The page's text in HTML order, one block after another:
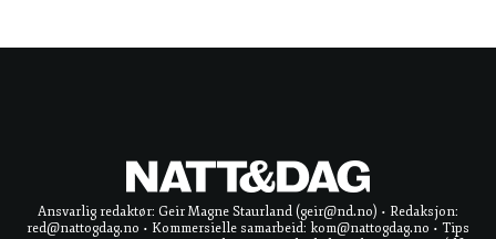
Ansvarlig redaktør: Geir Magne Staurland (geir@nd.no) • Redaksjon:
red@nattogdag.no • Kommersielle samarbeid: kom@nattogdag.no • Tips